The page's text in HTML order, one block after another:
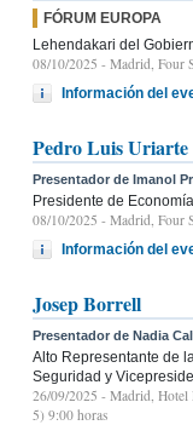
FÓRUM EUROPA
Lehendakari del
08/10/2025 - Madrid, Four
Información del
Pedro Luis Uriarte
Presentador de Imanol
Presidente de
08/10/2025 - Madrid, Four
Información del
Josep Borrell
Presentador de Nadia
Alto Representante de
Seguridad y
26/09/2025 - Madrid, Hotel
5) 9:00 horas